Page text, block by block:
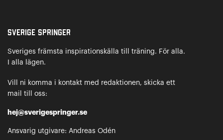
Sverige Springer
Sveriges främsta inspirationskälla till träning. För alla.
I alla lägen.
Vill ni komma i kontakt med redaktionen, skicka ett
mail till oss:
hej@sverigespringer.se
Ansvarig utgivare: Andreas Odén